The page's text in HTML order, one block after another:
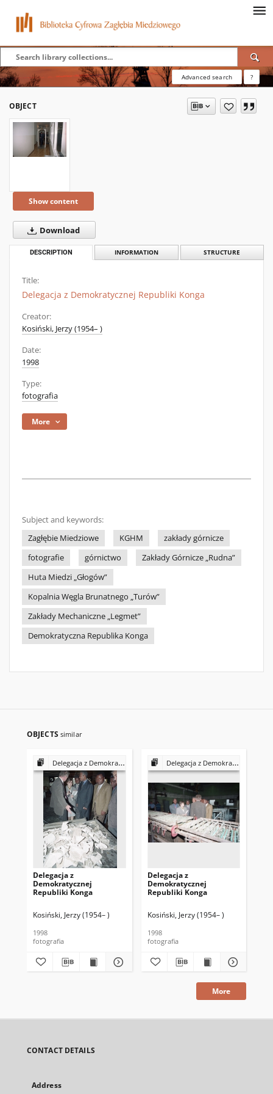
Advanced search ?
OBJECT
Show content
Download
DESCRIPTION INFORMATION STRUCTURE
Title:
Delegacja z Demokratycznej Republiki Konga
Creator:
Kosiński, Jerzy (1954– )
Date:
1998
Type:
fotografia
More
Subject and keywords:
Zagłębie Miedziowe
KGHM
zakłady górnicze
fotografie
górnictwo
Zakłady Górnicze „Rudna”
Huta Miedzi „Głogów”
Kopalnia Węgla Brunatnego „Turów”
Zakłady Mechaniczne „Legmet”
Demokratyczna Republika Konga
OBJECTS similar
Delegacja z Demokratycznej Republiki Konga
Delegacja z
Demokratycznej
Republiki Konga
Kosiński, Jerzy (1954– )
1998
fotografia
Delegacja z Demokratycznej Republiki Konga
Delegacja z
Demokratycznej
Republiki Konga
Kosiński, Jerzy (1954– )
1998
fotografia
More
CONTACT DETAILS
Address